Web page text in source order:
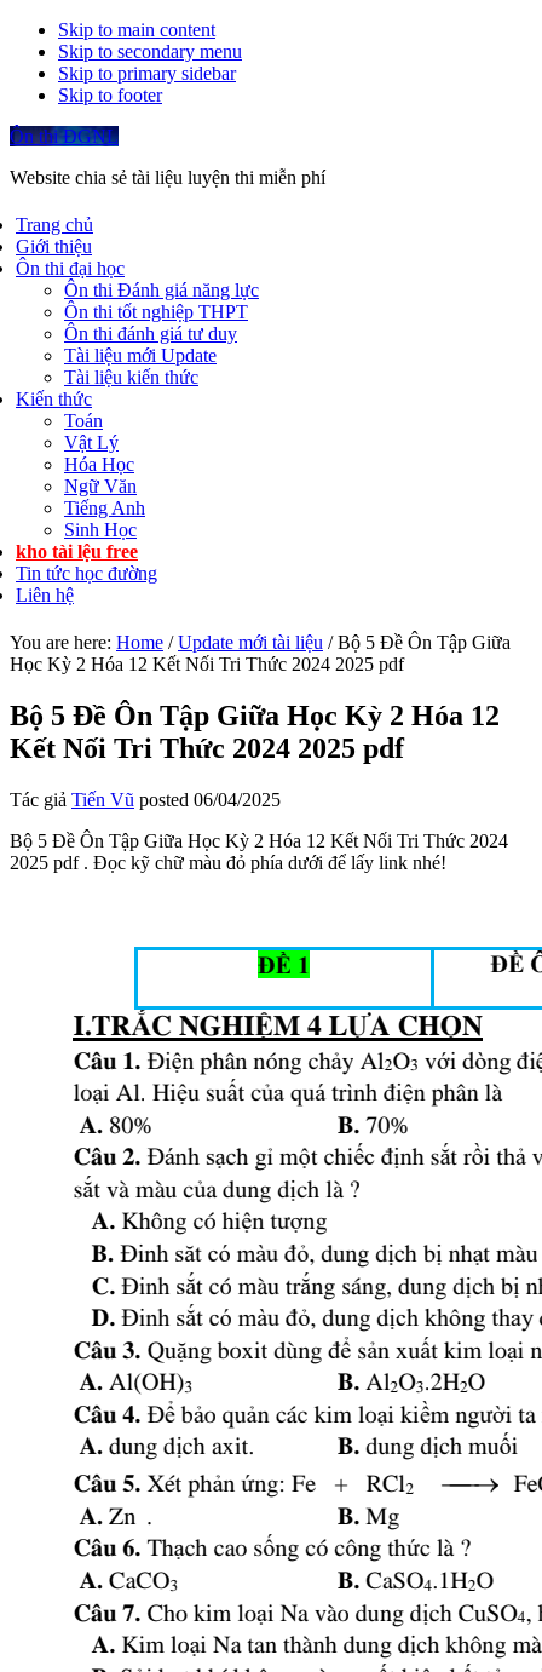
Skip to main content
Skip to secondary menu
Skip to primary sidebar
Skip to footer
Ôn thi ĐGNL
Website chia sẻ tài liệu luyện thi miễn phí
Trang chủ
Giới thiệu
Ôn thi đại học
Ôn thi Đánh giá năng lực
Ôn thi tốt nghiệp THPT
Ôn thi đánh giá tư duy
Tài liệu mới Update
Tài liệu kiến thức
Kiến thức
Toán
Vật Lý
Hóa Học
Ngữ Văn
Tiếng Anh
Sinh Học
kho tài lệu free
Tin tức học đường
Liên hệ
You are here: Home / Update mới tài liệu /Bộ 5 Đề Ôn Tập Giữa
Học Kỳ 2 Hóa 12 Kết Nối Tri Thức 2024 2025 pdf
Bộ 5 Đề Ôn Tập Giữa Học Kỳ 2 Hóa 12
Kết Nối Tri Thức 2024 2025 pdf
Tác giả Tiến Vũ posted 06/04/2025
Bộ 5 Đề Ôn Tập Giữa Học Kỳ 2 Hóa 12 Kết Nối Tri Thức 2024
2025 pdf . Đọc kỹ chữ màu đỏ phía dưới để lấy link nhé!